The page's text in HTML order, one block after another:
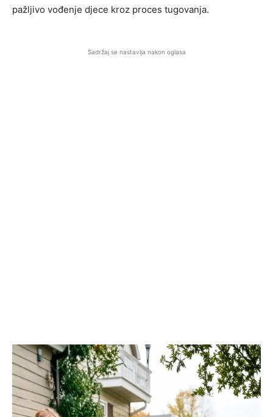
pažljivo vođenje djece kroz proces tugovanja.
Sadržaj se nastavlja nakon oglasa